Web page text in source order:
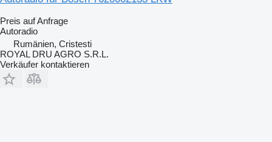
Preis auf Anfrage
Autoradio
Rumänien, Cristesti
ROYAL DRU AGRO S.R.L.
Verkäufer kontaktieren